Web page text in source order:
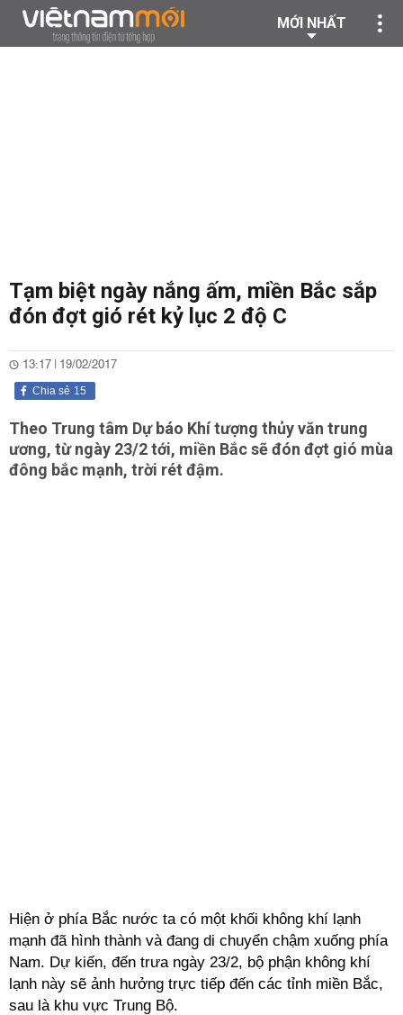
MỚI NHẤT
Tạm biệt ngày nắng ấm, miền Bắc sắp
đón đợt gió rét kỷ lục 2 độ C
13:17 | 19/02/2017
15
Chia sẻ
Theo Trung tâm Dự báo Khí tượng thủy văn trung
ương, từ ngày 23/2 tới, miền Bắc sẽ đón đợt gió mùa
đông bắc mạnh, trời rét đậm.
Hiện ở phía Bắc nước ta có một khối không khí lạnh
mạnh đã hình thành và đang di chuyển chậm xuống phía
Nam. Dự kiến, đến trưa ngày 23/2, bộ phận không khí
lạnh này sẽ ảnh hưởng trực tiếp đến các tỉnh miền Bắc,
sau là khu vực Trung Bộ.